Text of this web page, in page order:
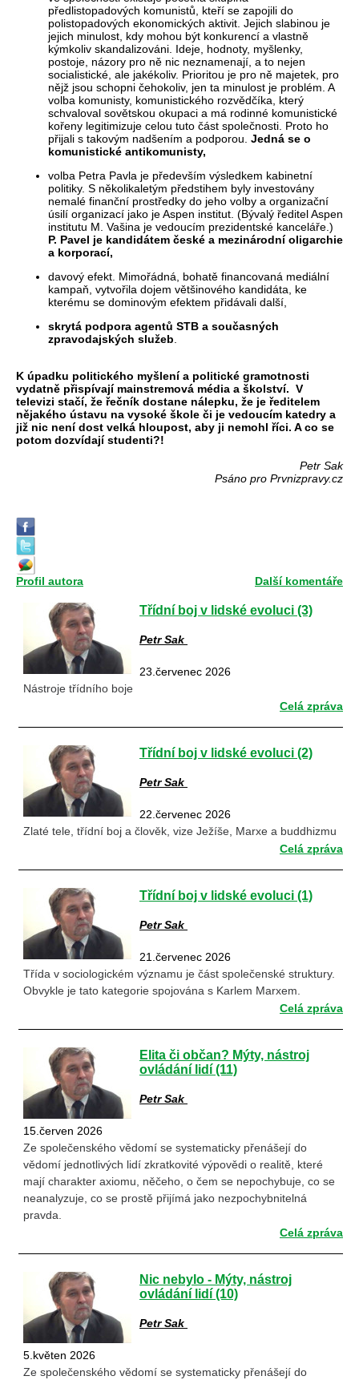
předlistopadových komunistů, kteří se zapojili do
polistopadových ekonomických aktivit. Jejich slabinou je
jejich minulost, kdy mohou být konkurencí a vlastně
kýmkoliv skandalizováni. Ideje, hodnoty, myšlenky,
postoje, názory pro ně nic neznamenají, a to nejen
socialistické, ale jakékoliv. Prioritou je pro ně majetek, pro
nějž jsou schopni čehokoliv, jen ta minulost je problém. A
volba komunisty, komunistického rozvědčíka, který
schvaloval sovětskou okupaci a má rodinné komunistické
kořeny legitimizuje celou tuto část společnosti. Proto ho
přijali s takovým nadšením a podporou. Jedná se o
komunistické antikomunisty,
volba Petra Pavla je především výsledkem kabinetní
politiky. S několikaletým předstihem byly investovány
nemalé finanční prostředky do jeho volby a organizační
úsilí organizací jako je Aspen institut. (Bývalý ředitel Aspen
institutu M. Vašina je vedoucím prezidentské kanceláře.)
P. Pavel je kandidátem české a mezinárodní oligarchie
a korporací,
davový efekt. Mimořádná, bohatě financovaná mediální
kampaň, vytvořila dojem většinového kandidáta, ke
kterému se dominovým efektem přidávali další,
skrytá podpora agentů STB a současných
zpravodajských služeb
K úpadku politického myšlení a politické gramotnosti
vydatně přispívají mainstremová média a školství. V
televizi stačí, že řečník dostane nálepku, že je ředitelem
nějakého ústavu na vysoké škole či je vedoucím katedry a
již nic není dost velká hloupost, aby ji nemohl říci. A co se
potom dozvídají studenti?!
Petr Sak
Psáno pro Prvnizpravy.cz
Profil autora Další komentáře
Třídní boj v lidské evoluci (3)
Petr Sak
23.červenec 2026
Nástroje třídního boje
Celá zpráva
Třídní boj v lidské evoluci (2)
Petr Sak
22.červenec 2026
Zlaté tele, třídní boj a člověk, vize Ježíše, Marxe a buddhizmu
Celá zpráva
Třídní boj v lidské evoluci (1)
Petr Sak
21.červenec 2026
Třída v sociologickém významu je část společenské struktury.
Obvykle je tato kategorie spojována s Karlem Marxem.
Celá zpráva
Elita či občan? Mýty, nástroj
ovládání lidí (11)
Petr Sak
15.červen 2026
Ze společenského vědomí se systematicky přenášejí do
vědomí jednotlivých lidí zkratkovité výpovědi o realitě, které
mají charakter axiomu, něčeho, o čem se nepochybuje, co se
neanalyzuje, co se prostě přijímá jako nezpochybnitelná
pravda.
Celá zpráva
Nic nebylo - Mýty, nástroj
ovládání lidí (10)
Petr Sak
5.květen 2026
Ze společenského vědomí se systematicky přenášejí do